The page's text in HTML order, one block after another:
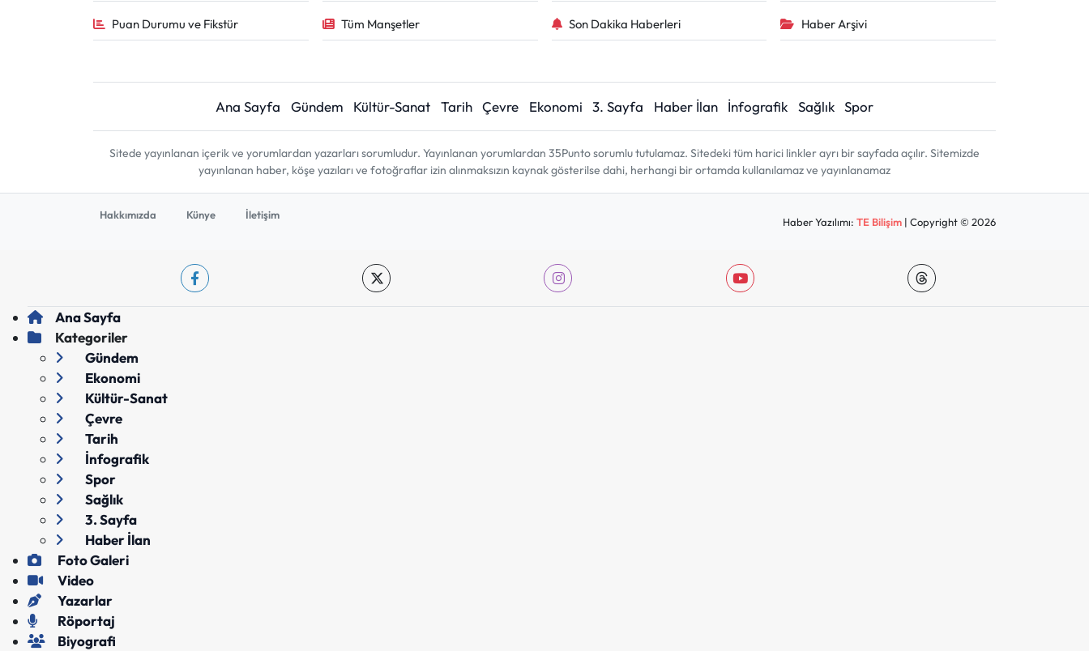
Puan Durumu ve Fikstür Tüm Manşetler Son Dakika Haberleri Haber Arşivi
Ana Sayfa Gündem Kültür-Sanat Tarih Çevre Ekonomi 3. Sayfa Haber İlan İnfografik Sağlık Spor
Sitede yayınlanan içerik ve yorumlardan yazarları sorumludur. Yayınlanan yorumlardan 35Punto sorumlu tutulamaz. Sitedeki tüm harici linkler ayrı bir sayfada açılır. Sitemizde
yayınlanan haber, köşe yazıları ve fotoğraflar izin alınmaksızın kaynak gösterilse dahi, herhangi bir ortamda kullanılamaz ve yayınlanamaz
Hakkımızda Künye İletişim
Haber Yazılımı:TE Bilişim | Copyright © 2026
Ana Sayfa
Kategoriler
Gündem
Ekonomi
Kültür-Sanat
Çevre
Tarih
İnfografik
Spor
Sağlık
3. Sayfa
Haber İlan
Foto Galeri
Video
Yazarlar
Röportaj
Biyografi